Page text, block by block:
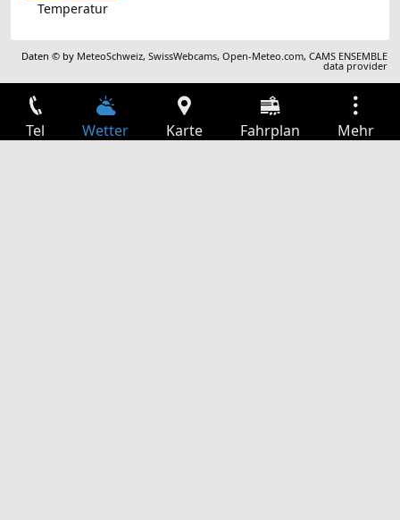
Temperatur
Daten © by MeteoSchweiz,SwissWebcams,Open-Meteo.com,CAMS ENSEMBLE
data provider
Tel Wetter Karte Fahrplan Mehr